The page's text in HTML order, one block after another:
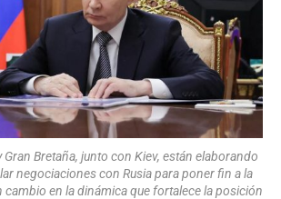
Gran Bretaña, junto con Kiev, están elaborando
negociaciones con Rusia para poner fin a la
cambio en la dinámica que fortalece la posición